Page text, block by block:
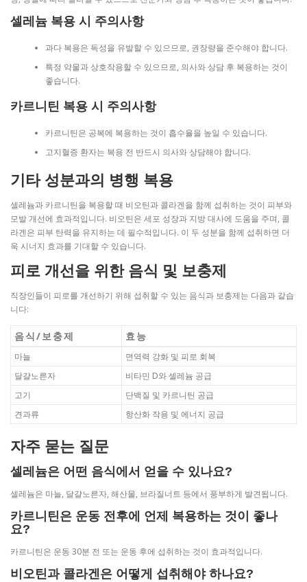
셀레늄 복용 시 주의사항
과다 복용은 독성을 유발할 수 있으므로, 권장량을 준수해야 합니다.
특정 약물과 상호작용할 수 있으므로, 의사와 상담 후 복용하는 것이
좋습니다.
카르니틴 복용 시 주의사항
카르니틴은 공복에 복용하는 것이 흡수율을 높일 수 있습니다.
고지혈증 환자는 복용 전 반드시 의사와 상담해야 합니다.
기타 성분과의 병행 복용
셀레늄과 카르니틴을 복용할 때 비오틴과 콜라겐을 함께 섭취하는 것이 피부와
모발 개선에 효과적입니다. 비오틴은 세포 성장과 지방 대사에 도움을 주며, 콜
라겐은 피부 탄력을 유지하는 데 필수적입니다. 이 두 성분을 함께 섭취하면 더
욱 시너지 효과를 기대할 수 있습니다.
피로 개선을 위한 음식 및 보충제
직장인들이 피로를 개선하기 위해 섭취할 수 있는 음식과 보충제는 다음과 같습
니다:
음식/보충제 효능
마늘
면역력 강화 및 피로 회복
달걀노른자
비타민 D와 셀레늄 공급
고기
단백질 및 카르니틴 공급
견과류
항산화 작용 및 에너지 공급
자주 묻는 질문
셀레늄은 어떤 음식에서 얻을 수 있나요?
셀레늄은 마늘, 달걀노른자, 해산물, 브라질너트 등에서 풍부하게 발견됩니다.
카르니틴은 운동 전후에 언제 복용하는 것이 좋나
요?
카르니틴은 운동 30분 전 또는 운동 후에 섭취하는 것이 효과적입니다.
비오틴과 콜라겐은 어떻게 섭취해야 하나요?